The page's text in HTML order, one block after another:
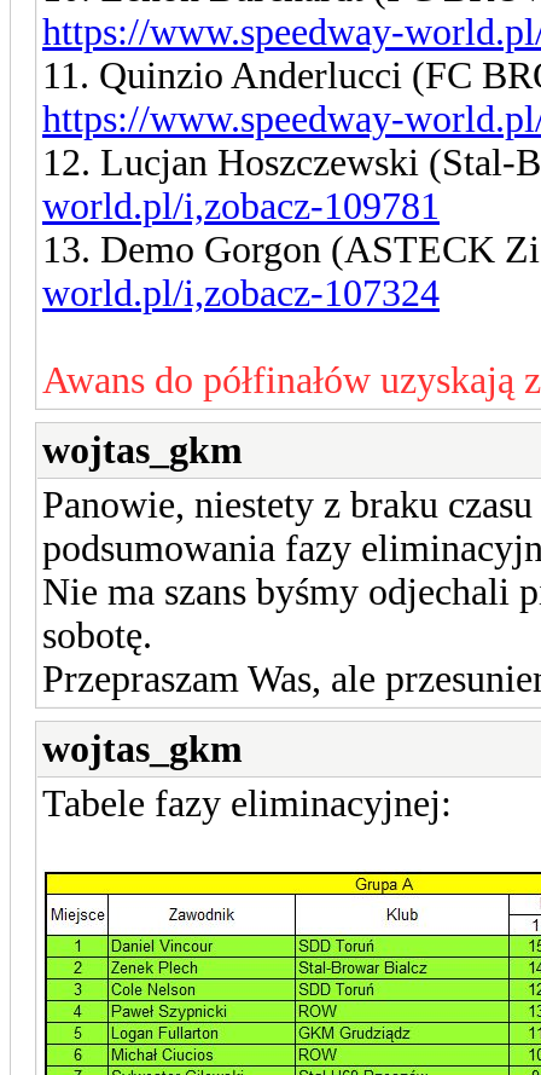
https://www.speedway-
11. Quinzio Anderlucci (FC
https://www.speedway-
12. Lucjan Hoszczewski
world.pl/i,zobacz-109781
13. Demo Gorgon (ASTECK
world.pl/i,zobacz-107324
Awans do półfinałów
wojtas_gkm
Panowie, niestety z braku
podsumowania fazy
Nie ma szans byśmy odjechali
sobotę.
Przepraszam Was, ale
wojtas_gkm
Tabele fazy eliminacyjnej: